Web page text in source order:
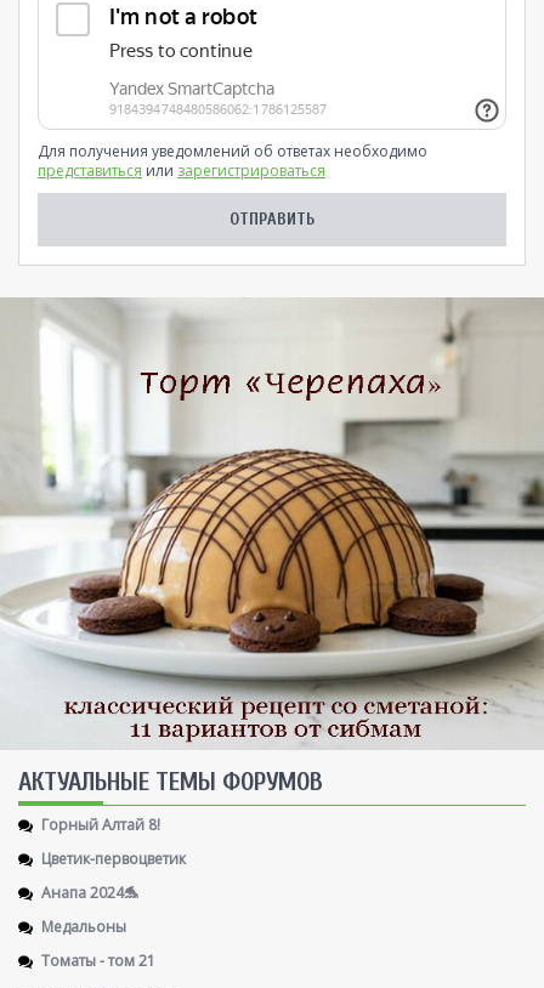
Для получения уведомлений об ответах необходимо
представиться или зарегистрироваться
AКТУАЛЬНЫЕ ТЕМЫ ФОРУМОВ
Горный Алтай 8!
Цветик-первоцветик
Анапа 2024🐬
Медальоны
Томаты - том 21